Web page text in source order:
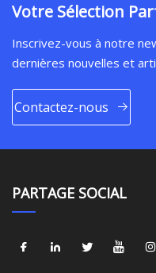
Votre Sélection
Inscrivez-vous à notre
dernières nouvelles et
Contactez-nous
PARTAGE SOCIAL